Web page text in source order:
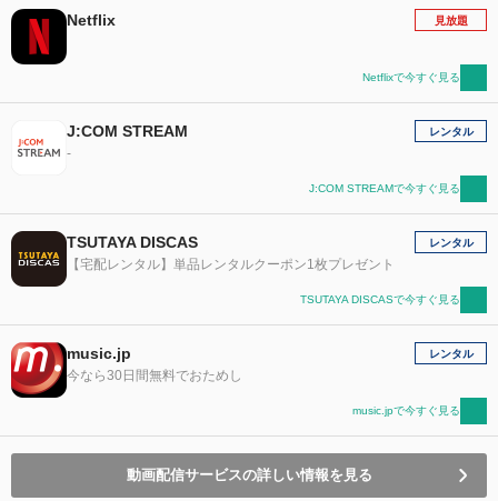
Netflix 見放題
Netflixで今すぐ見る
J:COM STREAM
-
レンタル
J:COM STREAMで今すぐ見る
TSUTAYA DISCAS
【宅配レンタル】単品レンタルクーポン1枚プレゼント
レンタル
TSUTAYA DISCASで今すぐ見る
music.jp
今なら30日間無料でおためし
レンタル
music.jpで今すぐ見る
動画配信サービスの詳しい情報を見る